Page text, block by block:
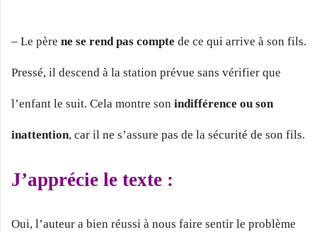
– Le père ne se rend pas compte de ce qui arrive à son fils.
Pressé, il descend à la station prévue sans vérifier que
l’enfant le suit. Cela montre son indifférence ou son
inattention, car il ne s’assure pas de la sécurité de son fils.
J’apprécie le texte :
Oui, l’auteur a bien réussi à nous faire sentir le problème